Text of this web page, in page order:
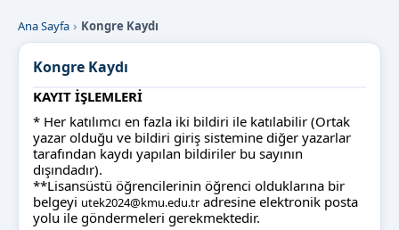
Ana Sayfa Kongre Kaydı
Kongre Kaydı
KAYIT İŞLEMLERİ
* Her katılımcı en fazla iki bildiri ile katılabilir (Ortak
yazar olduğu ve bildiri giriş sistemine diğer yazarlar
tarafından kaydı yapılan bildiriler bu sayının
dışındadır).
**Lisansüstü öğrencilerinin öğrenci olduklarına bir
belgeyi utek2024@kmu.edu.tradresine elektronik posta
yolu ile göndermeleri gerekmektedir.